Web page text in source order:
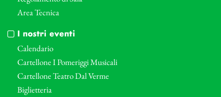
Area Tecnica
I nostri eventi
Calendario
Cartellone I Pomeriggi Musicali
Cartellone Teatro Dal Verme
Biglietteria